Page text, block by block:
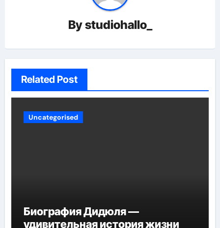
Bystudiohallo_
Related Post
Uncategorised
Биография Дидюля —
удивительная история жизни